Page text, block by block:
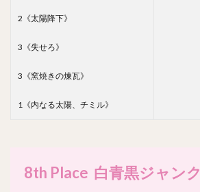
2《太陽降下》
3《失せろ》
3《窯焼きの煉瓦》
1《内なる太陽、チミル》
8th Place 白青黒ジャンク